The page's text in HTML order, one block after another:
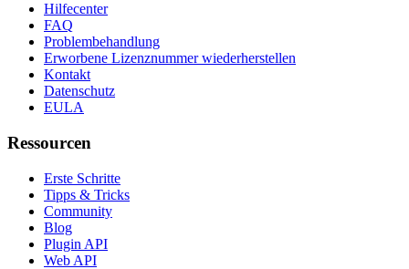
Hilfecenter
FAQ
Problembehandlung
Erworbene Lizenznummer wiederherstellen
Kontakt
Datenschutz
EULA
Ressourcen
Erste Schritte
Tipps & Tricks
Community
Blog
Plugin API
Web API